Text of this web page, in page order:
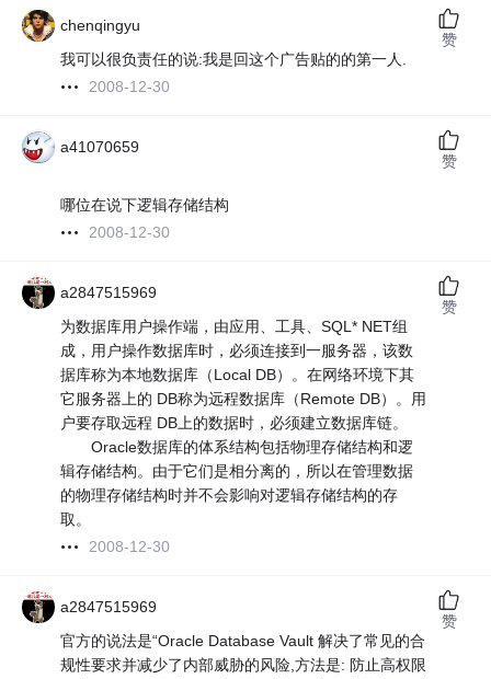
chenqingyu
我可以很负责任的说:我是回这个广告贴的的第一人.
2008-12-30
赞
a41070659
哪位在说下逻辑存储结构
2008-12-30
赞
a2847515969
为数据库用户操作端，由应用、工具、SQL* NET组
成，用户操作数据库时，必须连接到一服务器，该数
据库称为本地数据库（Local DB）。在网络环境下其
它服务器上的 DB称为远程数据库（Remote DB）。用
户要存取远程 DB上的数据时，必须建立数据库链。
Oracle数据库的体系结构包括物理存储结构和逻
辑存储结构。由于它们是相分离的，所以在管理数据
的物理存储结构时并不会影响对逻辑存储结构的存
取。
2008-12-30
赞
a2847515969
官方的说法是“Oracle Database Vault 解决了常见的合
规性要求并减少了内部威胁的风险,方法是: 防止高权限
赞